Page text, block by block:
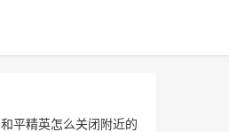
和平精英怎么关闭附近的